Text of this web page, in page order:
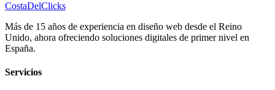
CostaDelClicks
Más de 15 años de experiencia en diseño web desde el Reino
Unido, ahora ofreciendo soluciones digitales de primer nivel en
España.
Servicios